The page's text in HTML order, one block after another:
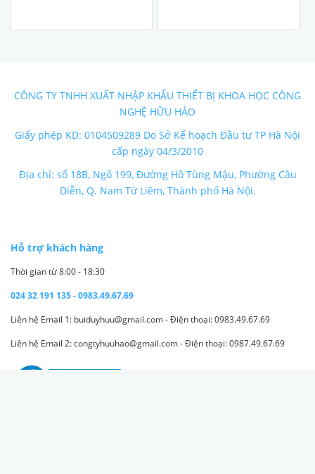
CÔNG TY TNHH XUẤT NHẬP KHẨU THIẾT BỊ KHOA HỌC CÔNG
NGHỆ HỮU HẢO
Giấy phép KD: 0104509289 Do Sở Kế hoạch Đầu tư TP Hà Nội
cấp ngày 04/3/2010
Địa chỉ: số 18B, Ngõ 199, Đường Hồ Tùng Mậu, Phường Cầu
Diễn, Q. Nam Từ Liêm, Thành phố Hà Nội.
Hỗ trợ khách hàng
Thời gian từ 8:00 - 18:30
024 32 191 135 - 0983.49.67.69
Liên hệ Email 1: buiduyhuu@gmail.com - Điện thoại: 0983.49.67.69
Liên hệ Email 2: congtyhuuhao@gmail.com - Điện thoại: 0987.49.67.69